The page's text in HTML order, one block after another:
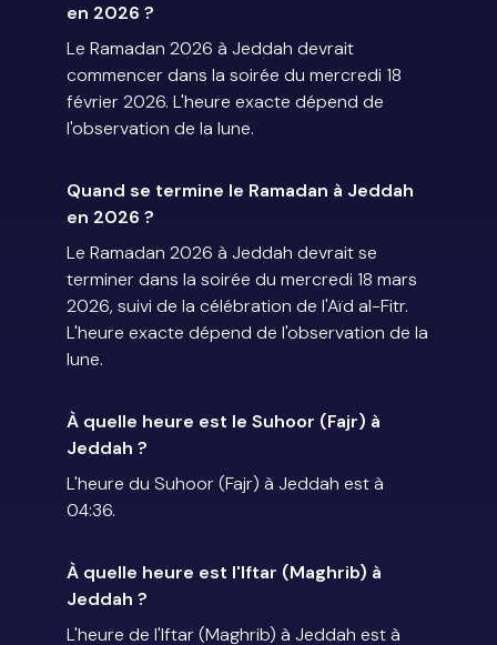
en 2026 ?
Le Ramadan 2026 à Jeddah devrait
commencer dans la soirée du mercredi 18
février 2026. L'heure exacte dépend de
l'observation de la lune.
Quand se termine le Ramadan à Jeddah
en 2026 ?
Le Ramadan 2026 à Jeddah devrait se
terminer dans la soirée du mercredi 18 mars
2026, suivi de la célébration de l'Aïd al-Fitr.
L'heure exacte dépend de l'observation de la
lune.
À quelle heure est le Suhoor (Fajr) à
Jeddah ?
L'heure du Suhoor (Fajr) à Jeddah est à
04:36.
À quelle heure est l'Iftar (Maghrib) à
Jeddah ?
L'heure de l'Iftar (Maghrib) à Jeddah est à